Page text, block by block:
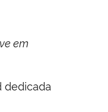
em
dedicada